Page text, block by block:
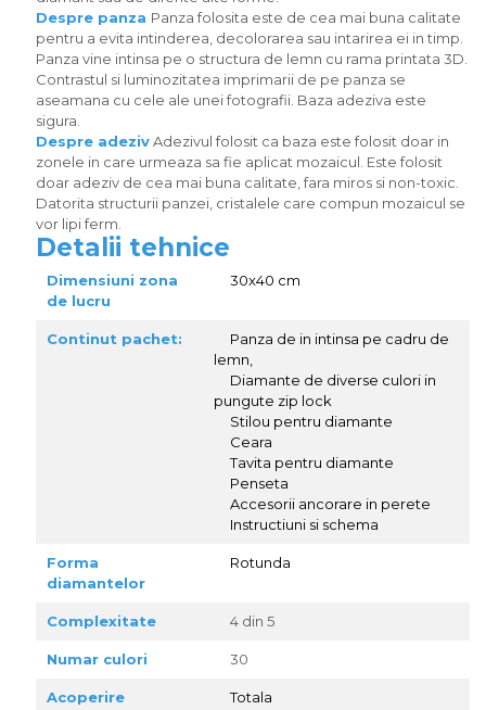
Despre panza Panza folosita este de cea mai buna calitate
pentru a evita intinderea, decolorarea sau intarirea ei in timp.
Panza vine intinsa pe o structura de lemn cu rama printata 3D.
Contrastul si luminozitatea imprimarii de pe panza se
aseamana cu cele ale unei fotografii. Baza adeziva este
sigura.
Despre adezivAdezivul folosit ca baza este folosit doar in
zonele in care urmeaza sa fie aplicat mozaicul. Este folosit
doar adeziv de cea mai buna calitate, fara miros si non-toxic.
Datorita structurii panzei, cristalele care compun mozaicul se
vor lipi ferm.
Detalii tehnice
Dimensiuni zona
de lucru
30x40 cm
Continut pachet:
Panza de in intinsa pe cadru de
lemn,
Diamante de diverse culori in
pungute zip lock
Stilou pentru diamante
Ceara
Tavita pentru diamante
Penseta
Accesorii ancorare in perete
Instructiuni si schema
Forma
diamantelor
Rotunda
Complexitate 4 din 5
Numar culori 30
Acoperire Totala